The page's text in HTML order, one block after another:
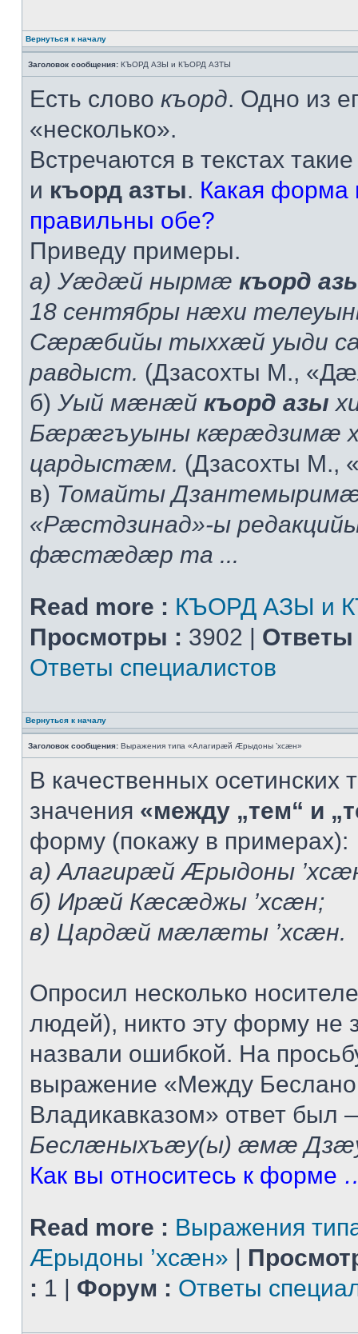
Вернуться к началу
Заголовок сообщения: КЪОРД АЗЫ и КЪОРД АЗТЫ
Есть слово къорд. Одно из
«несколько».
Встречаются в текстах
и къорд азты. Какая форма
правильны обе?
Приведу примеры.
а) Уæдæй нырмæ къорд
18 сентябры нæхи
Сæрæбийы тыххæй уыди
равдыст. (Дзасохты М.,
б) Уый мæнæй къорд азы
Бæрæгъуыны кæрæдзимæ
цардыстæм. (Дзасохты М.,
в) Томайты
«Рæстдзинад»-ы
фæстæдæр та ...
Read more : КЪОРД АЗЫ и
Просмотры : 3902 | Ответы
Ответы специалистов
Вернуться к началу
Заголовок сообщения: Выражения типа «Алагирæй Æрыдоны ’хсæн»
В качественных осетинских
значения «между „тем“ и
форму (покажу в примерах):
а) Алагирæй Æрыдоны
б) Ирæй Кæсæджы ’хсæн;
в) Цардæй мæлæты ’хсæн.
Опросил несколько
людей), никто эту форму не
назвали ошибкой. На
выражение «Между
Владикавказом» ответ был
Беслæныхъæу(ы) æмæ
Как вы относитесь к форме
Read more : Выражения
Æрыдоны ’хсæн» |
: 1 | Форум : Ответы